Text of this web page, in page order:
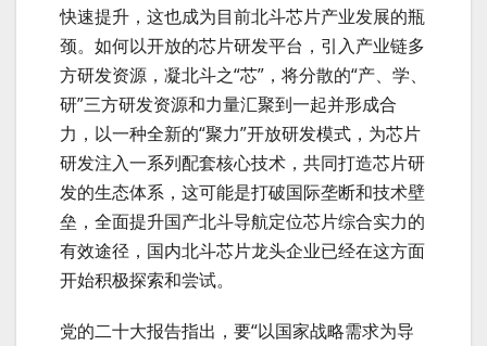
快速提升，这也成为目前北斗芯片产业发展的瓶
颈。如何以开放的芯片研发平台，引入产业链多
方研发资源，凝北斗之“芯”，将分散的“产、学、
研”三方研发资源和力量汇聚到一起并形成合
力，以一种全新的“聚力”开放研发模式，为芯片
研发注入一系列配套核心技术，共同打造芯片研
发的生态体系，这可能是打破国际垄断和技术壁
垒，全面提升国产北斗导航定位芯片综合实力的
有效途径，国内北斗芯片龙头企业已经在这方面
开始积极探索和尝试。
党的二十大报告指出，要“以国家战略需求为导